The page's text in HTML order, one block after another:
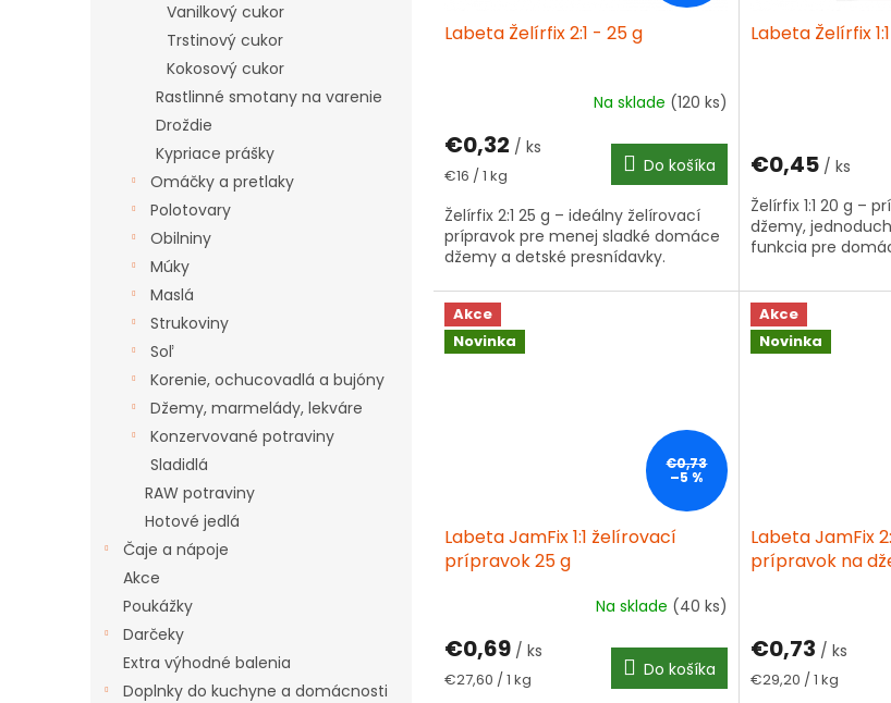
Vanilkový cukor
Trstinový cukor
Kokosový cukor
Rastlinné smotany na varenie
Droždie
Kypriace prášky
Omáčky a pretlaky
Polotovary
Obilniny
Múky
Maslá
Strukoviny
Soľ
Korenie, ochucovadlá a bujóny
Džemy, marmelády, lekváre
Konzervované potraviny
Sladidlá
RAW potraviny
Hotové jedlá
Čaje a nápoje
Akce
Poukážky
Darčeky
Extra výhodné balenia
Doplnky do kuchyne a domácnosti
oLabeta Želírfix 2:1 - 25 g
Na sklade (120 ks)
€0,32 / ks
Jednotková
€16 / 1 kg Do košíka
Želírfix 2:1 25 g – ideálny želírovací
prípravok pre menej sladké domáce
džemy a detské presnídavky.
Labeta Želírfix
€0,45 / ks
Želírfix 1:1 20 g –
džemy,
funkcia pre
Akce
Novinka
€0,73
–5 %
Labeta JamFix 1:1 želírovací
prípravok 25 g
Na sklade (40 ks)
€0,69 / ks
Jednotková
€27,60 / 1 kg Do košíka
Akce
Novinka
Labeta JamFix
prípravok na
€0,73 / ks
Jednotková
€29,20 / 1 kg